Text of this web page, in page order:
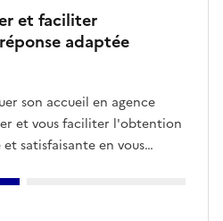
vous
nous
transmettez
et faciliter
adaptée
son accueil en agence
et vous faciliter l'obtention
satisfaisante en vous
vers la
pour toute demande.-